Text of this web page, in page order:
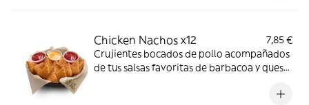
Chicken Nachos x12
7,85 €
Crujientes bocados de pollo acompañados
de tus salsas favoritas de barbacoa y queso